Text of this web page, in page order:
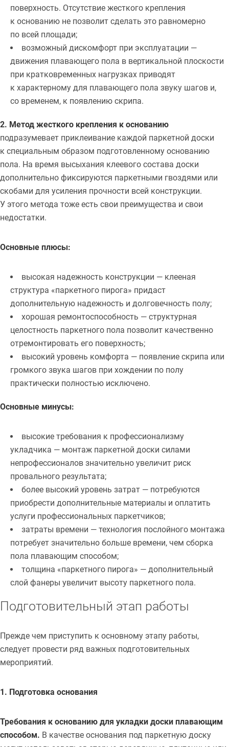
поверхность. Отсутствие жесткого крепления
к основанию не позволит сделать это равномерно
по всей площади;
возможный дискомфорт при эксплуатации —
движения плавающего пола в вертикальной плоскости
при кратковременных нагрузках приводят
к характерному для плавающего пола звуку шагов и,
со временем, к появлению скрипа.
2. Метод жесткого крепления к основанию
подразумевает приклеивание каждой паркетной доски
к специальным образом подготовленному основанию
пола. На время высыхания клеевого состава доски
дополнительно фиксируются паркетными гвоздями или
скобами для усиления прочности всей конструкции.
У этого метода тоже есть свои преимущества и свои
недостатки.
Основные плюсы:
высокая надежность конструкции — клееная
структура «паркетного пирога» придаст
дополнительную надежность и долговечность полу;
хорошая ремонтоспособность — структурная
целостность паркетного пола позволит качественно
отремонтировать его поверхность;
высокий уровень комфорта — появление скрипа или
громкого звука шагов при хождении по полу
практически полностью исключено.
Основные минусы:
высокие требования к профессионализму
укладчика — монтаж паркетной доски силами
непрофессионалов значительно увеличит риск
провального результата;
более высокий уровень затрат — потребуются
приобрести дополнительные материалы и оплатить
услуги профессиональных паркетчиков;
затраты времени — технология послойного монтажа
потребует значительно больше времени, чем сборка
пола плавающим способом;
толщина «паркетного пирога» — дополнительный
слой фанеры увеличит высоту паркетного пола.
Подготовительный этап работы
Прежде чем приступить к основному этапу работы,
следует провести ряд важных подготовительных
мероприятий.
1. Подготовка основания
Требования к основанию для укладки доски плавающим
способом. В качестве основания под паркетную доску